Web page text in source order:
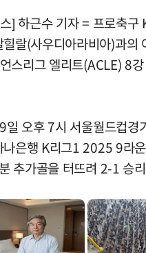
] 하근수 기자 = 프로축구
랄(사우디아라비아)과의
스리그 엘리트(ACLE) 8
일 오후 7시 서울월드컵경
나은행 K리그1 2025 9라
추가골을 터뜨려 2-1 승